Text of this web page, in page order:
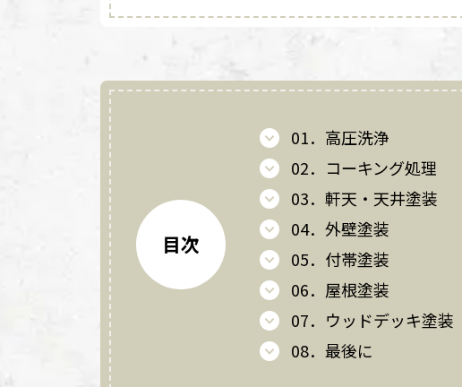
目次
01．高圧洗浄
02．コーキング処理
03．軒天・天井塗装
04．外壁塗装
05．付帯塗装
06．屋根塗装
07．ウッドデッキ塗装
08．最後に